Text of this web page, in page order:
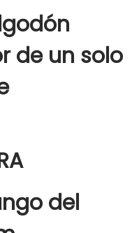
de un solo
del